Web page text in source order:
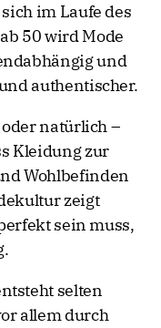
im Laufe des
50 wird Mode
und
authentischer.
natürlich –
Kleidung zur
Wohlbefinden
zeigt
sein muss,
selten
allem durch